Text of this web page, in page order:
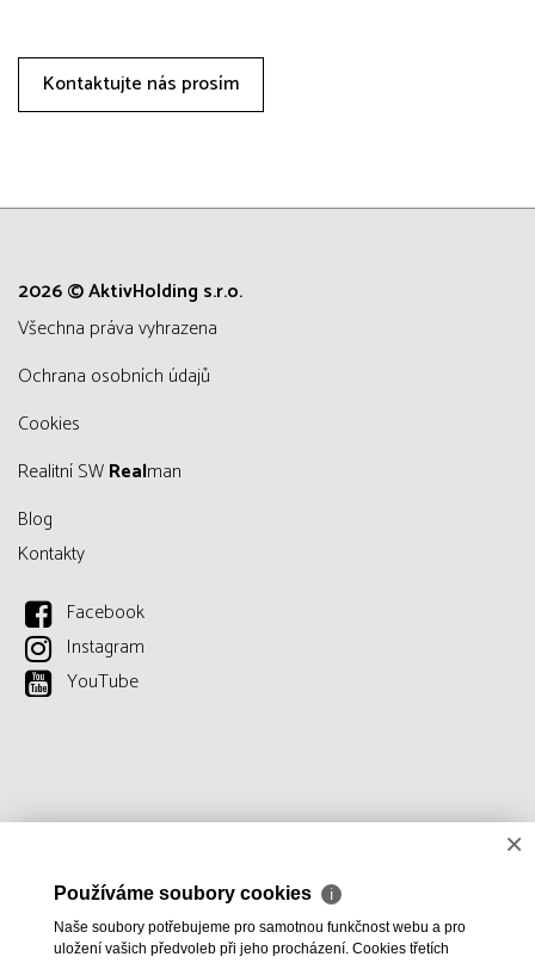
Kontaktujte nás prosím
2026 © AktivHolding s.r.o.
všechna práva vyhrazena
Ochrana osobních údajů
Cookies
Realitní SWRealman
Blog
Kontakty
Facebook
Instagram
YouTube
×
Používáme soubory cookies ℹ
Naše soubory potřebujeme pro samotnou funkčnost webu a pro
uložení vašich předvoleb při jeho procházení. Cookies třetích